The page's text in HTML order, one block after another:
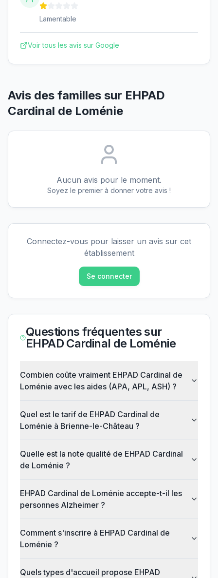
Lamentable
Voir tous les avis sur Google
Avis des familles sur EHPAD
Cardinal de Loménie
Aucun avis pour le moment.
Soyez le premier à donner votre avis !
Connectez-vous pour laisser un avis sur cet
établissement
Se connecter
Questions fréquentes sur
EHPAD Cardinal de Loménie
Combien coûte vraiment EHPAD Cardinal de
Loménie avec les aides (APA, APL, ASH) ?
Quel est le tarif de EHPAD Cardinal de
Loménie à Brienne-le-Château ?
Quelle est la note qualité de EHPAD Cardinal
de Loménie ?
EHPAD Cardinal de Loménie accepte-t-il les
personnes Alzheimer ?
Comment s'inscrire à EHPAD Cardinal de
Loménie ?
Quels types d'accueil propose EHPAD